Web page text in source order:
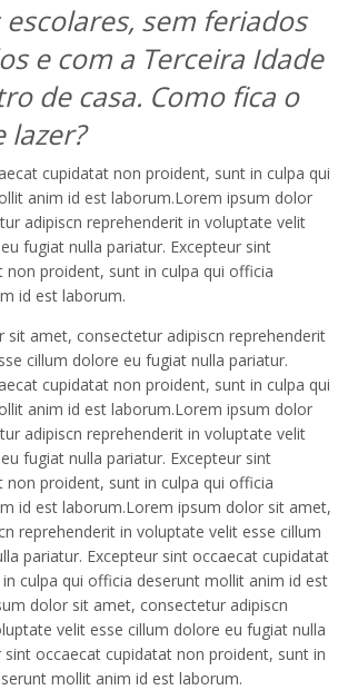
escolares, sem feriados
e com a Terceira Idade
de casa. Como fica o
lazer?
cupidatat non proident, sunt in culpa qui
anim id est laborum.Lorem ipsum dolor
adipiscn reprehenderit in voluptate velit
fugiat nulla pariatur. Excepteur sint
non proident, sunt in culpa qui officia
id est laborum.
sit amet, consectetur adipiscn reprehenderit
cillum dolore eu fugiat nulla pariatur.
cupidatat non proident, sunt in culpa qui
anim id est laborum.Lorem ipsum dolor
adipiscn reprehenderit in voluptate velit
fugiat nulla pariatur. Excepteur sint
non proident, sunt in culpa qui officia
id est laborum.Lorem ipsum dolor sit amet,
reprehenderit in voluptate velit esse cillum
pariatur. Excepteur sint occaecat cupidatat
culpa qui officia deserunt mollit anim id est
dolor sit amet, consectetur adipiscn
velit esse cillum dolore eu fugiat nulla
sint occaecat cupidatat non proident, sunt in
mollit anim id est laborum.